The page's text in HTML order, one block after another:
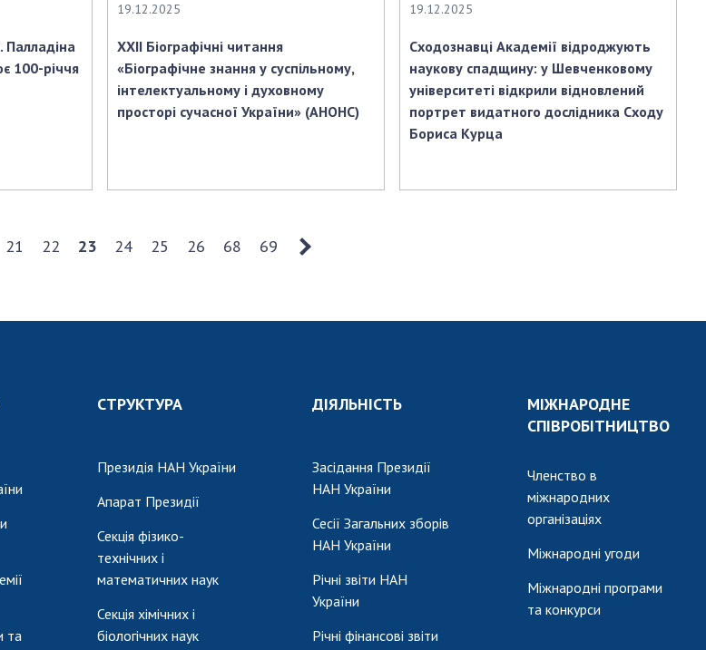
Палладіна
100-річчя
19.12.2025
ХХІІ Біографічні читання
«Біографічне знання у суспільному,
інтелектуальному і духовному
просторі сучасної України» (АНОНС)
19.12.2025
Cходознавці Академії відроджують
наукову спадщину: у Шевченковому
університеті відкрили відновлений
портрет видатного дослідника Сходу
Бориса Курца
21 22 23 24 25 26 68 69
та
СТРУКТУРА
Президія НАН України
Апарат Президії
Секція фізико-
технічних і
математичних наук
Секція хімічних і
біологічних наук
ДІЯЛЬНІСТЬ
Засідання Президії
НАН України
Сесії Загальних зборів
НАН України
Річні звіти НАН
України
Річні фінансові звіти
МІЖНАРОДНЕ
СПІВРОБІТНИЦТВО
Членство в
міжнародних
організаціях
Міжнародні угоди
Міжнародні програми
та конкурси